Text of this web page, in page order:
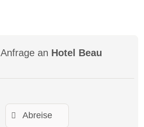
an Hotel Beau